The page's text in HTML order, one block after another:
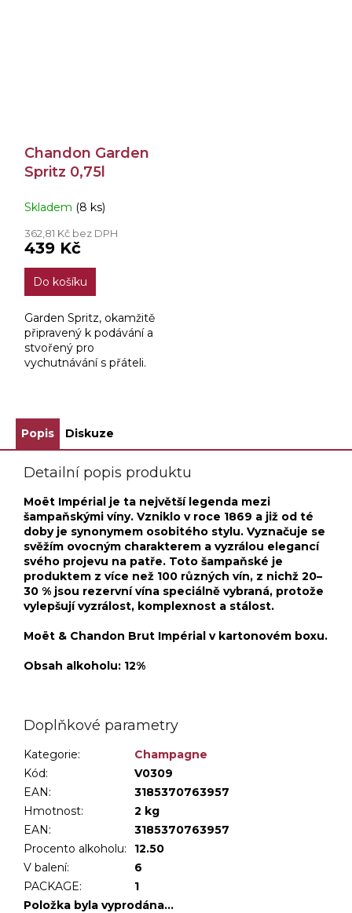
Chandon Garden
Spritz 0,75l
Skladem (8 ks)
362,81 Kč bez DPH
439 Kč
Do košíku
Garden Spritz, okamžitě
připravený k podávání a
stvořený pro
vychutnávání s přáteli.
šumivého vína a
jedinečné receptury
hořkého...
Popis Diskuze
Detailní popis produktu
Moët Impérial je ta největší legenda mezi
šampaňskými víny. Vzniklo v roce 1869 a již od té
doby je synonymem osobitého stylu. Vyznačuje se
svěžím ovocným charakterem a vyzrálou elegancí
svého projevu na patře. Toto šampaňské je
produktem z více než 100 různých vín, z nichž 20–
30 % jsou rezervní vína speciálně vybraná, protože
vylepšují vyzrálost, komplexnost a stálost.
Moët & Chandon Brut Impérial v kartonovém boxu.
Obsah alkoholu: 12%
Doplňkové parametry
Kategorie:
Champagne
Kód:
V0309
EAN:
3185370763957
Hmotnost:
2 kg
EAN:
3185370763957
Procento alkoholu:
12.50
V balení:
6
PACKAGE:
1
Položka byla vyprodána…